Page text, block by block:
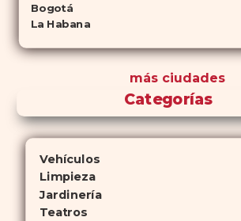
Bogotá
La Habana
más ciudades
Categorías
Vehículos
Limpieza
Jardinería
Teatros